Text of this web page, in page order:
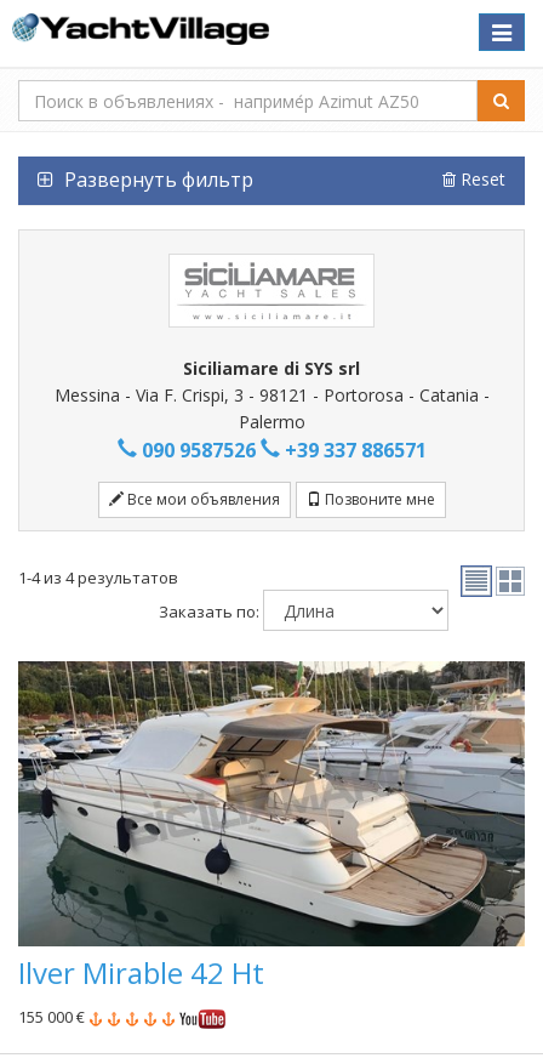
Toggle
Развернуть фильтр Reset
Siciliamare di SYS srl
Messina - Via F. Crispi, 3 - 98121 - Portorosa - Catania -
Palermo
090 9587526 +39 337 886571
Все мои объявления Позвоните мне
1-4 из 4 результатов
Заказать по:
Ilver Mirable 42 Ht
155 000 €